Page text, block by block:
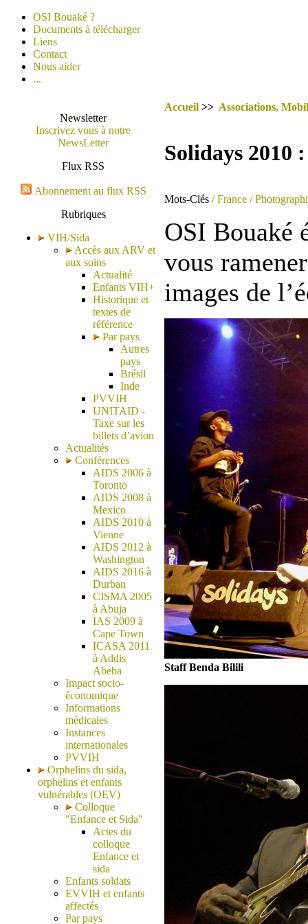
OSI Bouaké ?
Documents à télécharger
Liens
Contact
Nous aider
...
Newsletter
Inscrivez vous à notre
NewsLetter
Flux RSS
Abonnement au flux RSS
Rubriques
VIH/Sida
Accès aux ARV et
aux soins
Actualité
Enfants VIH+
Historique et
textes de
référence
Par pays
Autres
pays
Brésil
Inde
PVVIH
UNITAID -
Taxe sur les
billets d’avion
Actualités
Conférences
AIDS 2006 à
Toronto
AIDS 2008 à
Mexico
AIDS 2010 à
Vienne
AIDS 2012 à
Washington
AIDS 2016 à
Durban
CISMA 2005
à Abuja
IAS 2009 à
Cape Town
ICASA 2011
à Addis
Abeba
Impact socio-
économique
Informations
médicales
Instances
internationales
PVVIH
Orphelins du sida,
orphelins et enfants
vulnérables (OEV)
Colloque
"Enfance et Sida"
Actes du
colloque
Enfance et
sida
Enfants soldats
EVVIH et enfants
affectés
Par pays
Accueil >> Associations,
Solidays 2010
Mots-Clés / France /
OSI Bouaké
vous
images de
Staff Benda Bilili